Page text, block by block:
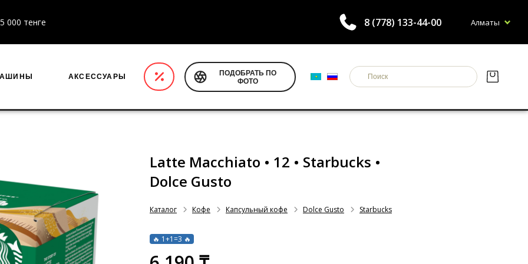
000 тенге 8 (778) 133-44-00 Алматы
АКСЕССУАРЫ
ПОДОБРАТЬ ПО
ФОТО
Latte Macchiato • 12 • Starbucks •
Dolce Gusto
Каталог Кофе Капсульный кофе Dolce Gusto Starbucks
🔥 1+1=3 🔥